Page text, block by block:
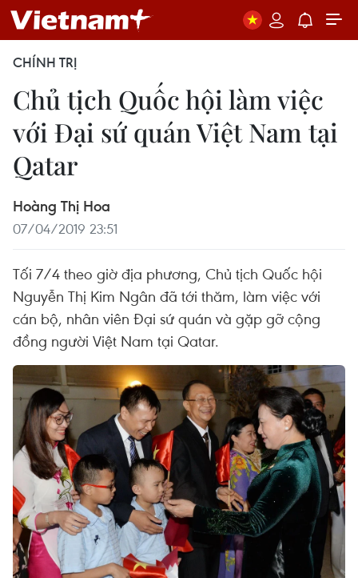
CHÍNH TRỊ
Chủ tịch Quốc hội làm việc
với Đại sứ quán Việt Nam tại
Qatar
Hoàng Thị Hoa
07/04/2019 23:51
Tối 7/4 theo giờ địa phương, Chủ tịch Quốc hội
Nguyễn Thị Kim Ngân đã tới thăm, làm việc với
cán bộ, nhân viên Đại sứ quán và gặp gỡ cộng
đồng người Việt Nam tại Qatar.